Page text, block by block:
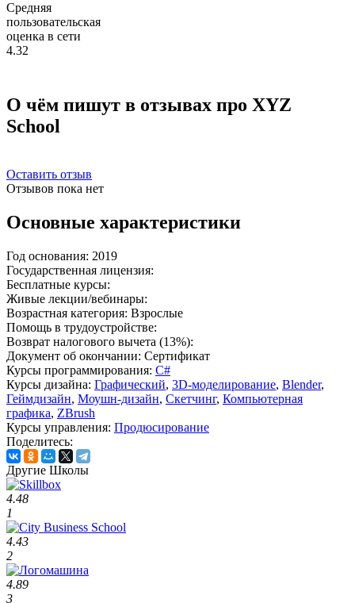
Средняя
пользовательская
оценка в сети
4.32
О чём пишут в отзывах про XYZ
School
Оставить отзыв
Отзывов пока нет
Основные характеристики
Год основания: 2019
Государственная лицензия:
Бесплатные курсы:
Живые лекции/вебинары:
Возрастная категория: Взрослые
Помощь в трудоустройстве:
Возврат налогового вычета (13%):
Документ об окончании: Сертификат
Курсы программирования: C#
Курсы дизайна: Графический, 3D-моделирование, Blender,
Геймдизайн, Моушн-дизайн, Скетчинг, Компьютерная
графика, ZBrush
Курсы управления: Продюсирование
Поделитесь:
Другие Школы
4.48
1
4.43
2
4.89
3